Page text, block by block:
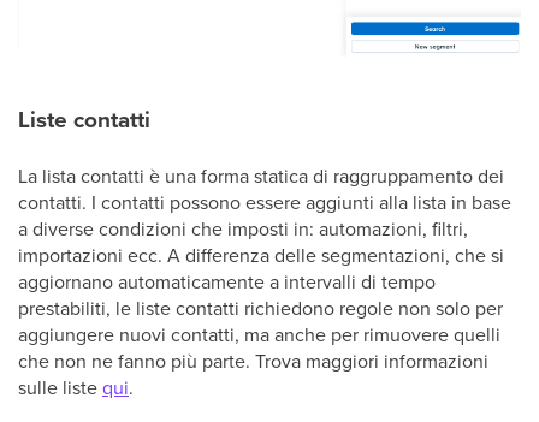
Liste contatti
La lista contatti è una forma statica di raggruppamento dei
contatti. I contatti possono essere aggiunti alla lista in base
a diverse condizioni che imposti in: automazioni, filtri,
importazioni ecc. A differenza delle segmentazioni, che si
aggiornano automaticamente a intervalli di tempo
prestabiliti, le liste contatti richiedono regole non solo per
aggiungere nuovi contatti, ma anche per rimuovere quelli
che non ne fanno più parte. Trova maggiori informazioni
sulle listequi.